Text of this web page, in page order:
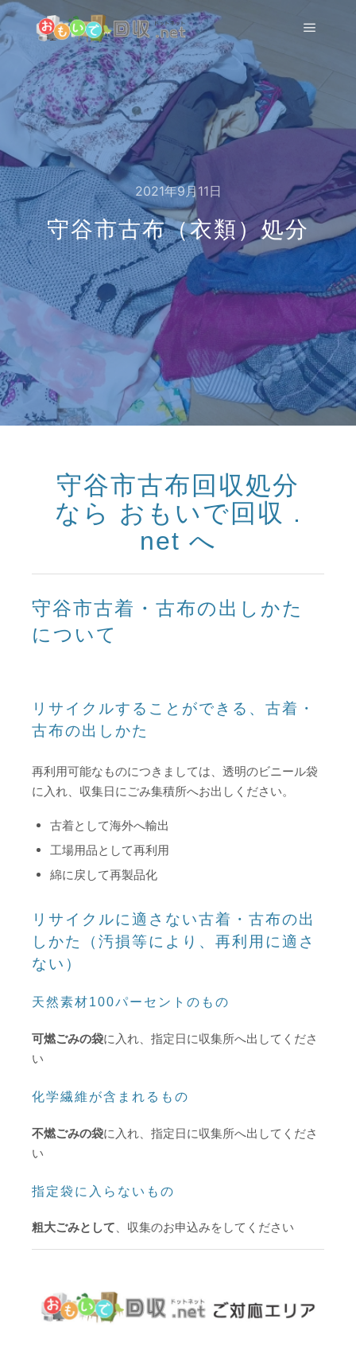
2021年9月11日
守谷市古布（衣類）処分
守谷市古布回収処分
なら おもいで回収 .
net へ
守谷市古着・古布の出しかた
について
リサイクルすることができる、古着・
古布の出しかた
再利用可能なものにつきましては、透明のビニール袋
に入れ、収集日にごみ集積所へお出しください。
古着として海外へ輸出
工場用品として再利用
綿に戻して再製品化
リサイクルに適さない古着・古布の出
しかた（汚損等により、再利用に適さ
ない）
天然素材100パーセントのもの
可燃ごみの袋に入れ、指定日に収集所へ出してくださ
い
化学繊維が含まれるもの
不燃ごみの袋に入れ、指定日に収集所へ出してくださ
い
指定袋に入らないもの
粗大ごみとして、収集のお申込みをしてください